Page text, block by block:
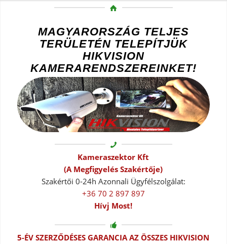
MAGYARORSZÁG TELJES
TERÜLETÉN TELEPÍTJÜK
HIKVISION
KAMERARENDSZEREINKET!
Kameraszektor Kft
(A Megfigyelés Szakértője)
Szakértői 0-24h Azonnali Ügyfélszolgálat:
+36 70 2 897 897
Hívj Most!
5-ÉV SZERZŐDÉSES GARANCIA AZ ÖSSZES HIKVISION